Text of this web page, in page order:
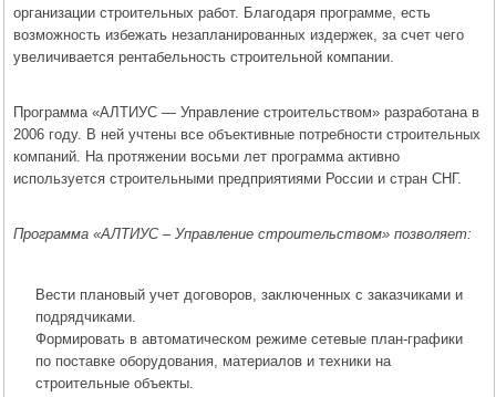
организации строительных работ. Благодаря программе, есть
возможность избежать незапланированных издержек, за счет чего
увеличивается рентабельность строительной компании.
Программа «АЛТИУС — Управление строительством» разработана в
2006 году. В ней учтены все объективные потребности строительных
компаний. На протяжении восьми лет программа активно
используется строительными предприятиями России и стран СНГ.
Программа «АЛТИУС – Управление строительством» позволяет:
Вести плановый учет договоров, заключенных с заказчиками и
подрядчиками.
Формировать в автоматическом режиме сетевые план-графики
по поставке оборудования, материалов и техники на
строительные объекты.